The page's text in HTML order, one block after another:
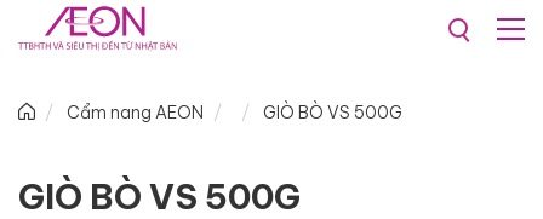
Cẩm nang AEON GIÒ BÒ VS 500G
GIÒ BÒ VS 500G